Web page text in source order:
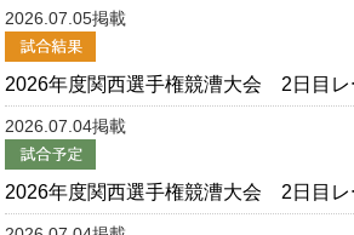
2026.07.05掲載
2026年度関西選手権競漕大会 2日目レ
2026.07.04掲載
2026年度関西選手権競漕大会 2日目レ